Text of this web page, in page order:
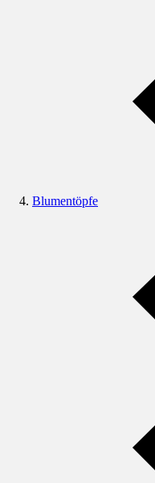
Blumentöpfe